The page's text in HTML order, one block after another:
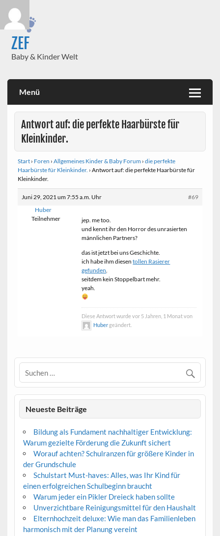
content
ZEF
Baby & Kinder Welt
Menü
Antwort auf: die perfekte Haarbürste für
Kleinkinder.
Start › Foren › Allgemeines Kinder & Baby Forum › die perfekte
Haarbürste für Kleinkinder. › Antwort auf: die perfekte Haarbürste für
Kleinkinder.
Juni 29, 2021 um 7:55 a.m. Uhr
#69
Huber
Teilnehmer
jep. me too.
und kennt ihr den Horror des unrasierten
männlichen Partners?
das ist jetzt bei uns Geschichte.
ich habe ihm diesentollen Rasierer
gefunden
seitdem kein Stoppelbart mehr.
yeah.
Diese Antwort wurde vor 5 Jahren, 1 Monat von
Hubergeändert.
Neueste Beiträge
Bildung als Fundament nachhaltiger Entwicklung:
Warum gezielte Förderung die Zukunft sichert
Worauf achten? Schulranzen für größere Kinder in
der Grundschule
Schulstart Must-haves: Alles, was Ihr Kind für
einen erfolgreichen Schulbeginn braucht
Warum jeder ein Pikler Dreieck haben sollte
Unverzichtbare Reinigungsmittel für den Haushalt
Elternhochzeit deluxe: Wie man das Familienleben
harmonisch mit der Planung vereint